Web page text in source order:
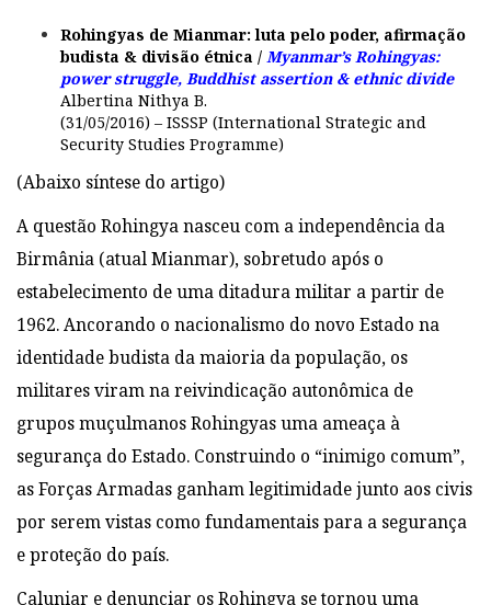
Rohingyas de Mianmar: luta pelo poder, afirmação
budista & divisão étnica / Myanmar’s Rohingyas:
power struggle, Buddhist assertion & ethnic divide
Albertina Nithya B.
(31/05/2016) – ISSSP (International Strategic and
Security Studies Programme)
(Abaixo síntese do artigo)
A questão Rohingya nasceu com a independência da
Birmânia (atual Mianmar), sobretudo após o
estabelecimento de uma ditadura militar a partir de
1962. Ancorando o nacionalismo do novo Estado na
identidade budista da maioria da população, os
militares viram na reivindicação autonômica de
grupos muçulmanos Rohingyas uma ameaça à
segurança do Estado. Construindo o “inimigo comum”,
as Forças Armadas ganham legitimidade junto aos civis
por serem vistas como fundamentais para a segurança
e proteção do país.
Caluniar e denunciar os Rohingya se tornou uma